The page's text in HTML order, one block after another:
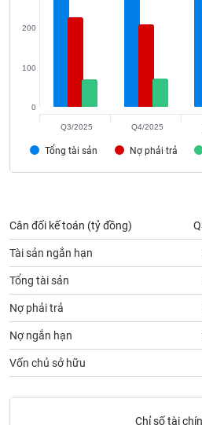
Tổng tài sản Nợ phải trả
0
100
200
Q3/2025 Q4/2025
Cân đối kế toán (tỷ đồng)
Tài sản ngắn hạn
Tổng tài sản
Nợ phải trả
Nợ ngắn hạn
Vốn chủ sở hữu
Chỉ số tài
Đào
chính
Công
cụ
tư
thông
chính